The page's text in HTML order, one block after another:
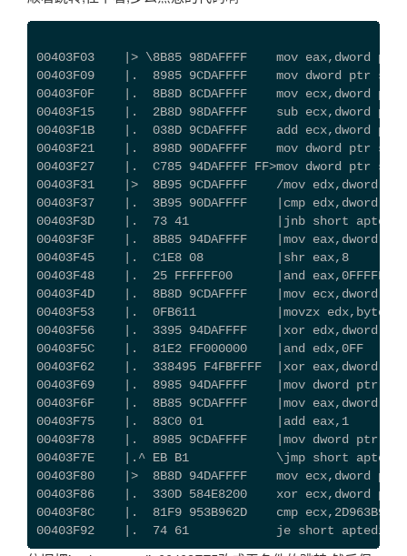
00403F03    |> \8B85 98DAFFFF    mov eax,dword
00403F09    |.  8985 9CDAFFFF    mov dword ptr
00403F0F    |.  8B8D 8CDAFFFF    mov ecx,dword
00403F15    |.  2B8D 98DAFFFF    sub ecx,dword
00403F1B    |.  038D 9CDAFFFF    add ecx,dword
00403F21    |.  898D 90DAFFFF    mov dword ptr
00403F27    |.  C785 94DAFFFF FF>mov dword ptr
00403F31    |>  8B95 9CDAFFFF    /mov edx,dword
00403F37    |.  3B95 90DAFFFF    |cmp edx,dword
00403F3D    |.  73 41            |jnb short
00403F3F    |.  8B85 94DAFFFF    |mov eax,dword
00403F45    |.  C1E8 08          |shr eax,8
00403F48    |.  25 FFFFFF00      |and eax,0FFFFFF
00403F4D    |.  8B8D 9CDAFFFF    |mov ecx,dword
00403F53    |.  0FB611           |movzx
00403F56    |.  3395 94DAFFFF    |xor edx,dword
00403F5C    |.  81E2 FF000000    |and edx,0FF
00403F62    |.  338495 F4FBFFFF  |xor eax,dword
00403F69    |.  8985 94DAFFFF    |mov dword ptr
00403F6F    |.  8B85 9CDAFFFF    |mov eax,dword
00403F75    |.  83C0 01          |add eax,1
00403F78    |.  8985 9CDAFFFF    |mov dword ptr
00403F7E    |.^ EB B1            \jmp short
00403F80    |>  8B8D 94DAFFFF    mov ecx,dword
00403F86    |.  330D 584E8200    xor ecx,dword
00403F8C    |.  81F9 953B962D    cmp ecx,2D963B95
00403F92    |.  74 61            je short